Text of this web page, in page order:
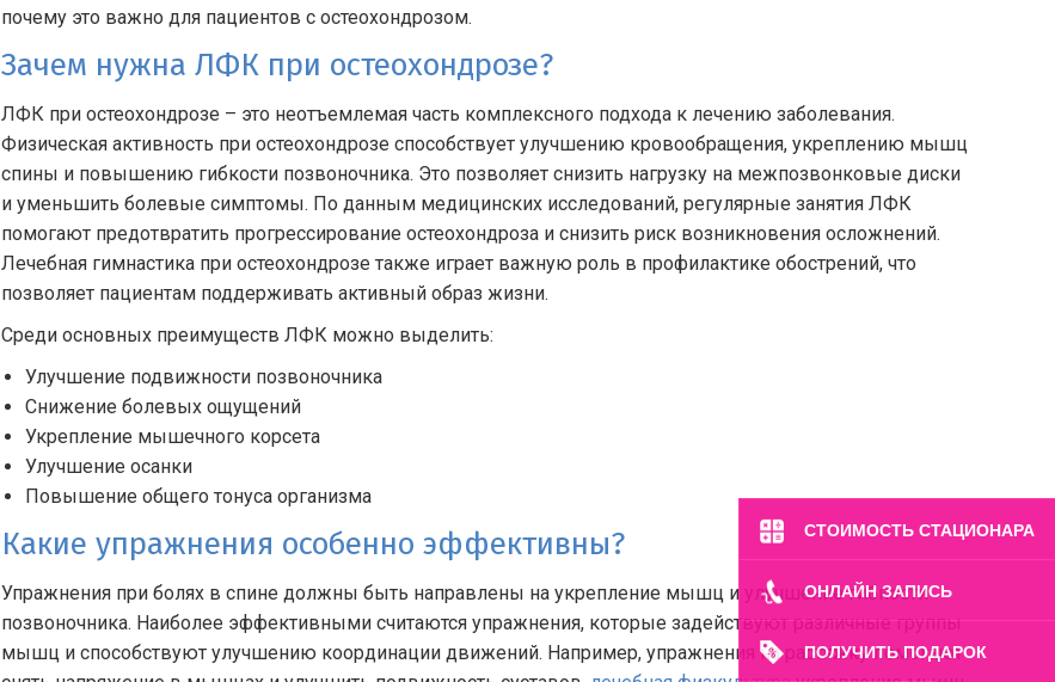
СТОИМОСТЬ СТАЦИОНАРА
ОНЛАЙН ЗАПИСЬ
ПОЛУЧИТЬ ПОДАРОК
почему это важно для пациентов с остеохондрозом.
Зачем нужна ЛФК при остеохондрозе?
ЛФК при остеохондрозе – это неотъемлемая часть комплексного подхода к лечению заболевания.
Физическая активность при остеохондрозе способствует улучшению кровообращения, укреплению мышц
спины и повышению гибкости позвоночника. Это позволяет снизить нагрузку на межпозвонковые диски
и уменьшить болевые симптомы. По данным медицинских исследований, регулярные занятия ЛФК
помогают предотвратить прогрессирование остеохондроза и снизить риск возникновения осложнений.
Лечебная гимнастика при остеохондрозе также играет важную роль в профилактике обострений, что
позволяет пациентам поддерживать активный образ жизни.
Среди основных преимуществ ЛФК можно выделить:
Улучшение подвижности позвоночника
Снижение болевых ощущений
Укрепление мышечного корсета
Улучшение осанки
Повышение общего тонуса организма
Какие упражнения особенно эффективны?
Упражнения при болях в спине должны быть направлены на укрепление мышц и улучшение гибкости
позвоночника. Наиболее эффективными считаются упражнения, которые задействуют различные группы
мышц и способствуют улучшению координации движений. Например, упражнения на растяжку помогают